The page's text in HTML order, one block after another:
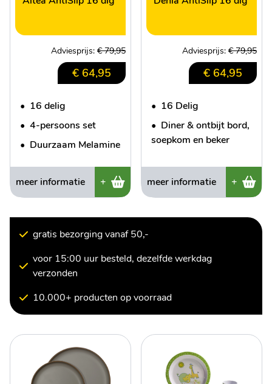
Adviesprijs: € 79,95
€ 64,95
• 16 delig
• 4-persoons set
• Duurzaam Melamine
meer informatie +
Adviesprijs: € 79,95
€ 64,95
• 16 Delig
• Diner & ontbijt bord,
soepkom en beker
meer informatie +
gratis bezorging vanaf 50,-
voor 15:00 uur besteld, dezelfde werkdag
verzonden
10.000+ producten op voorraad